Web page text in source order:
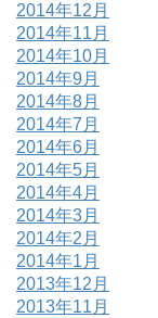
2014年12月
2014年11月
2014年10月
2014年9月
2014年8月
2014年7月
2014年6月
2014年5月
2014年4月
2014年3月
2014年2月
2014年1月
2013年12月
2013年11月